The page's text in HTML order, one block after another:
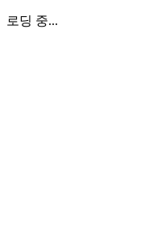
로딩 중...